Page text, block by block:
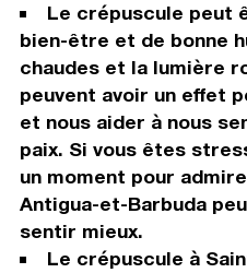
Le crépuscule peut
bien-être et de bonne
chaudes et la lumière
peuvent avoir un effet
et nous aider à nous
paix. Si vous êtes
un moment pour
Antigua-et-Barbuda
sentir mieux.
Le crépuscule à